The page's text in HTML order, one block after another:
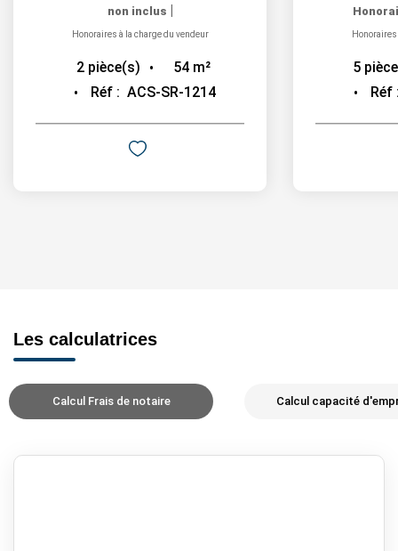
non inclus |
Honoraires à la charge du vendeur
2 pièce(s) 54 m²
Réf : ACS-SR-1214
5
Réf
Les calculatrices
Calcul Frais de notaire Calcul capacité